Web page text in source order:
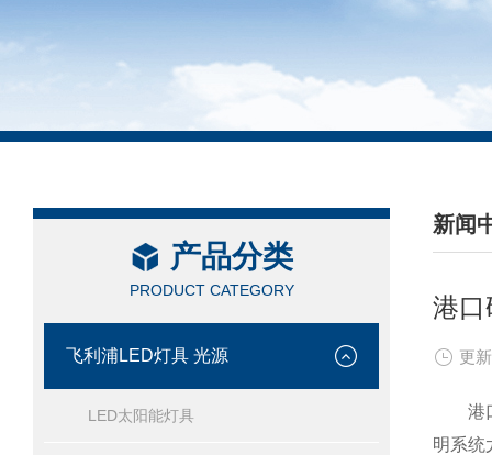
产品分类
PRODUCT CATEGORY
飞利浦LED灯具 光源
LED太阳能灯具
新闻
/
港口
更
港口
明系统